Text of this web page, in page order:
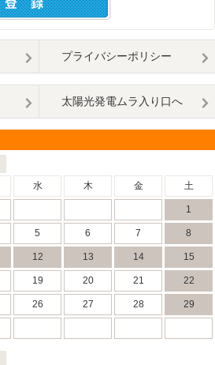
プライバシーポリシー
太陽光発電ムラ入り口へ
水 木 金 土
1
5 6 7 8
12 13 14 15
19 20 21 22
26 27 28 29